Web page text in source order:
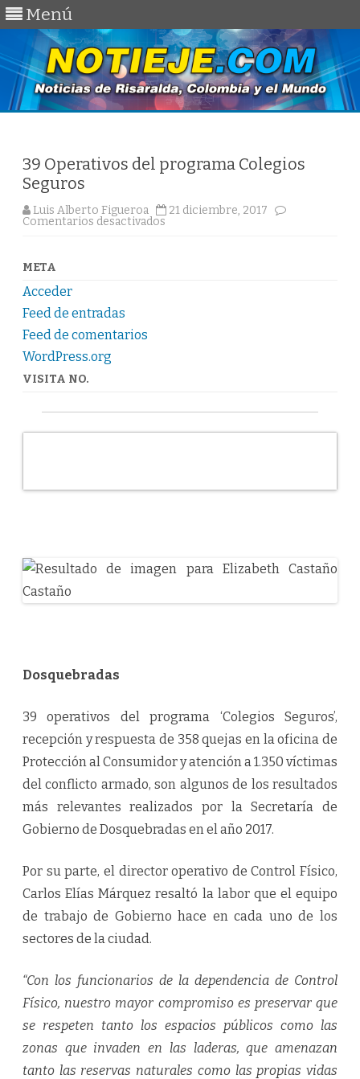
Menú
39 Operativos del programa Colegios
Seguros
Luis Alberto Figueroa
21 diciembre, 2017
Comentarios desactivados
META
Acceder
Feed de entradas
Feed de comentarios
WordPress.org
VISITA NO.
Dosquebradas
39 operativos del programa ‘Colegios Seguros’,
recepción y respuesta de 358 quejas en la oficina de
Protección al Consumidor y atención a 1.350 víctimas
del conflicto armado, son algunos de los resultados
más relevantes realizados por la Secretaría de
Gobierno de Dosquebradas en el año 2017.
Por su parte, el director operativo de Control Físico,
Carlos Elías Márquez resaltó la labor que el equipo
de trabajo de Gobierno hace en cada uno de los
sectores de la ciudad.
“Con los funcionarios de la dependencia de Control
Físico, nuestro mayor compromiso es preservar que
se respeten tanto los espacios públicos como las
zonas que invaden en las laderas, que amenazan
tanto las reservas naturales como las propias vidas